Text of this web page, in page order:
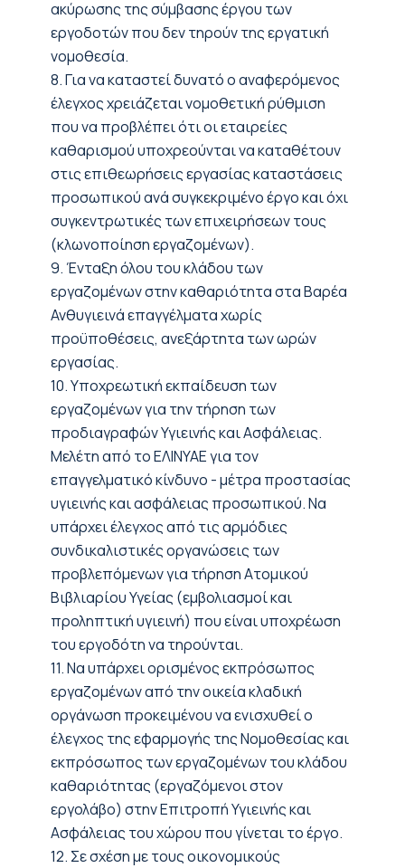
ακύρωσης της σύμβασης έργου των
εργοδοτών που δεν τηρούν της εργατική
νομοθεσία.
8. Για να καταστεί δυνατό ο αναφερόμενος
έλεγχος χρειάζεται νομοθετική ρύθμιση
που να προβλέπει ότι οι εταιρείες
καθαρισμού υποχρεούνται να καταθέτουν
στις επιθεωρήσεις εργασίας καταστάσεις
προσωπικού ανά συγκεκριμένο έργο και όχι
συγκεντρωτικές των επιχειρήσεων τους
(κλωνοποίηση εργαζομένων).
9. Ένταξη όλου του κλάδου των
εργαζομένων στην καθαριότητα στα Βαρέα
Ανθυγιεινά επαγγέλματα χωρίς
προϋποθέσεις, ανεξάρτητα των ωρών
εργασίας.
10. Υποχρεωτική εκπαίδευση των
εργαζομένων για την τήρηση των
προδιαγραφών Υγιεινής και Ασφάλειας.
Μελέτη από το ΕΛΙΝΥΑΕ για τον
επαγγελματικό κίνδυνο - μέτρα προστασίας
υγιεινής και ασφάλειας προσωπικού. Να
υπάρχει έλεγχος από τις αρμόδιες
συνδικαλιστικές οργανώσεις των
προβλεπόμενων για τήρηση Ατομικού
Βιβλιαρίου Υγείας (εμβολιασμοί και
προληπτική υγιεινή) που είναι υποχρέωση
του εργοδότη να τηρούνται.
11. Να υπάρχει ορισμένος εκπρόσωπος
εργαζομένων από την οικεία κλαδική
οργάνωση προκειμένου να ενισχυθεί ο
έλεγχος της εφαρμογής της Νομοθεσίας και
εκπρόσωπος των εργαζομένων του κλάδου
καθαριότητας (εργαζόμενοι στον
εργολάβο) στην Επιτροπή Υγιεινής και
Ασφάλειας του χώρου που γίνεται το έργο.
12. Σε σχέση με τους οικονομικούς